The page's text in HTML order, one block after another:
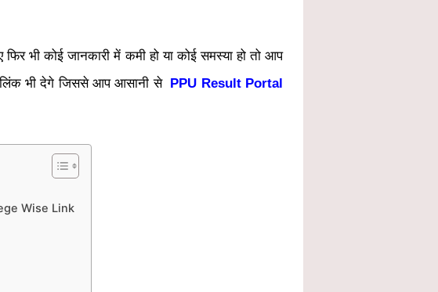
भी कोई जानकारी में कमी हो या कोई समस्या हो तो आप
भी देगे जिससे आप आसानी से PPU Result Portal
Wise Link